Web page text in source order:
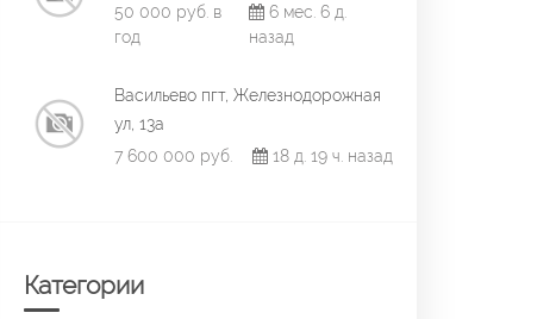
50 000 руб. в
год
6 мес. 6 д.
назад
Васильево пгт, Железнодорожная
ул, 13а
7 600 000 руб.
18 д. 19 ч. назад
Категории